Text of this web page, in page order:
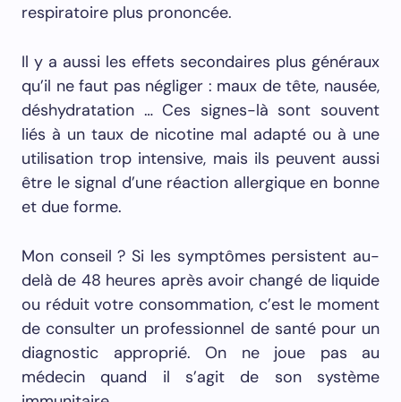
respiratoire plus prononcée.
Il y a aussi les effets secondaires plus généraux
qu’il ne faut pas négliger : maux de tête, nausée,
déshydratation … Ces signes-là sont souvent
liés à un taux de nicotine mal adapté ou à une
utilisation trop intensive, mais ils peuvent aussi
être le signal d’une réaction allergique en bonne
et due forme.
Mon conseil ? Si les symptômes persistent au-
delà de 48 heures après avoir changé de liquide
ou réduit votre consommation, c’est le moment
de consulter un professionnel de santé pour un
diagnostic approprié. On ne joue pas au
médecin quand il s’agit de son système